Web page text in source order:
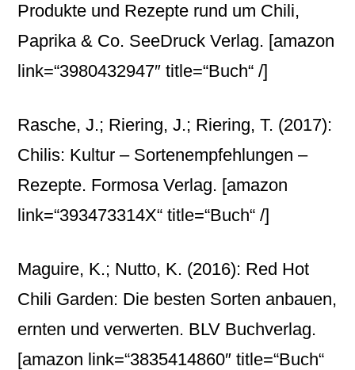
Produkte und Rezepte rund um Chili,
Paprika & Co. SeeDruck Verlag. [amazon
link=“3980432947″ title=“Buch“ /]
Rasche, J.; Riering, J.; Riering, T. (2017):
Chilis: Kultur – Sortenempfehlungen –
Rezepte. Formosa Verlag. [amazon
link=“393473314X“ title=“Buch“ /]
Maguire, K.; Nutto, K. (2016): Red Hot
Chili Garden: Die besten Sorten anbauen,
ernten und verwerten. BLV Buchverlag.
[amazon link=“3835414860″ title=“Buch“